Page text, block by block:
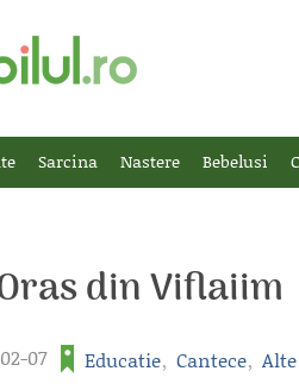
Sarcina Nastere Bebelusi
din Viflaiim
07 Educatie, Cantece,